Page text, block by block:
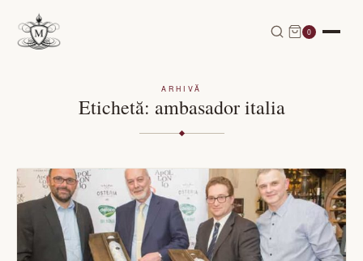
0
ARHIVĂ
Etichetă: ambasador italia